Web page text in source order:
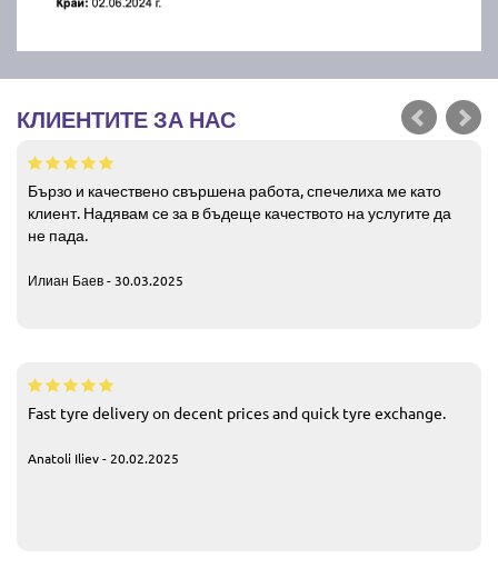
КЛИЕНТИТЕ ЗА НАС
Бързо и качествено свършена работа, спечелиха ме като
клиент. Надявам се за в бъдеще качеството на услугите да
не пада.
Илиан Баев - 30.03.2025
Fast tyre delivery on decent prices and quick tyre exchange.
Anatoli Iliev - 20.02.2025